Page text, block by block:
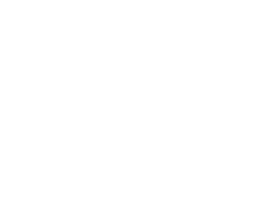
simple